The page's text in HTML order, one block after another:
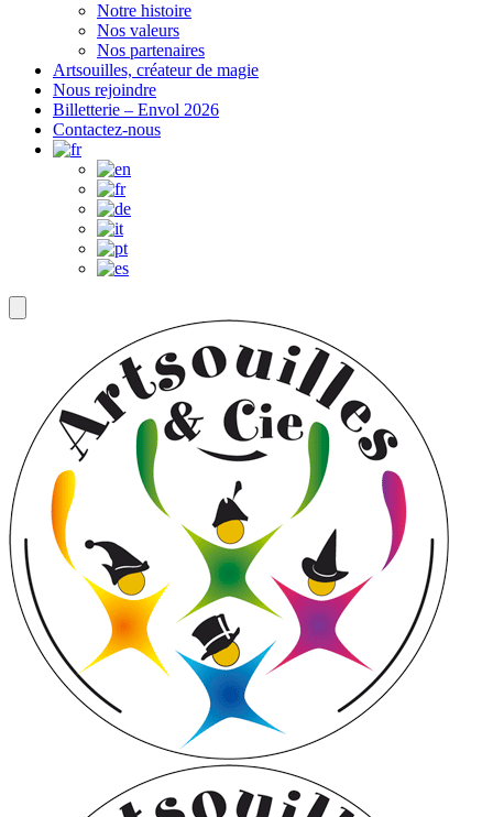
Notre histoire
Nos valeurs
Nos partenaires
Artsouilles, créateur de magie
Nous rejoindre
Billetterie – Envol 2026
Contactez-nous